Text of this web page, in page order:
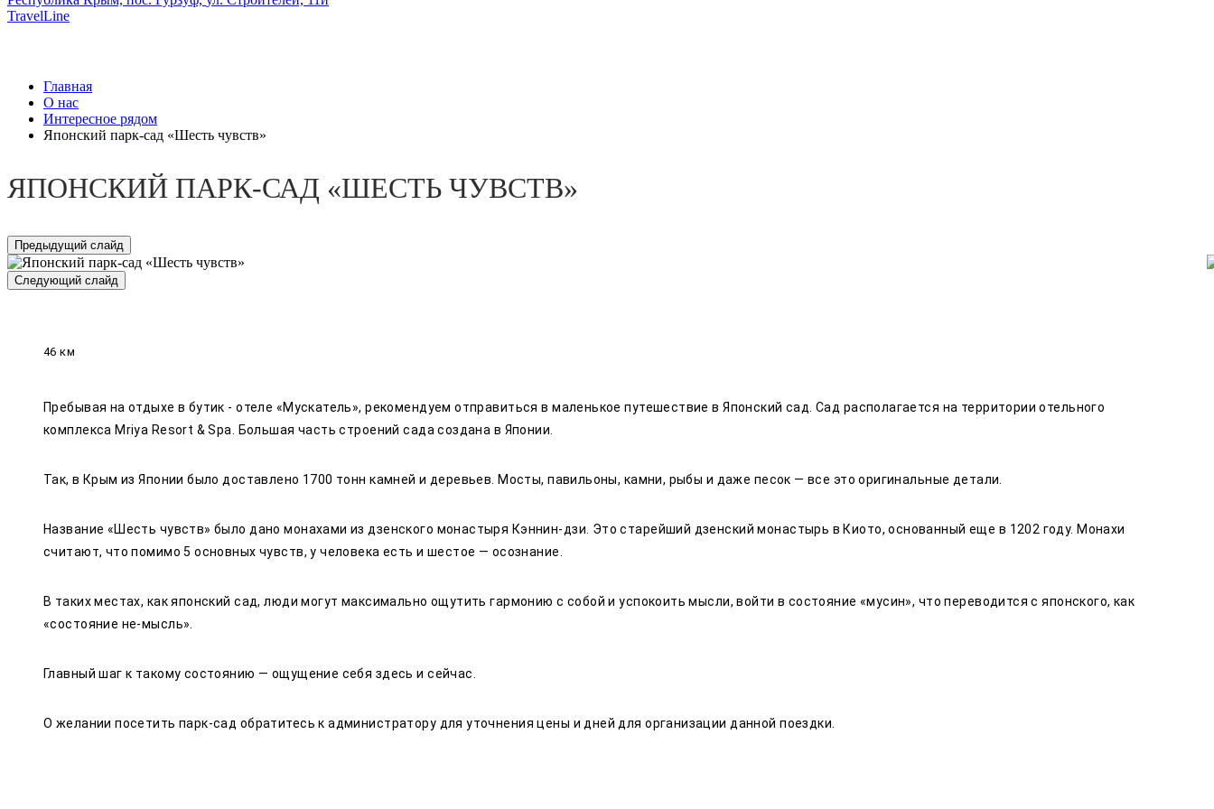
TravelLine
Главная
О нас
Интересное рядом
Японский парк-сад «Шесть чувств»
ЯПОНСКИЙ ПАРК-САД «ШЕСТЬ ЧУВСТВ»
Предыдущий слайд
Следующий слайд
46 км
Пребывая на отдыхе в бутик - отеле «Мускатель», рекомендуем отправиться в маленькое путешествие в Японский сад. Сад располагается на территории отельного
комплекса Mriya Resort & Spa. Большая часть строений сада создана в Японии.
Так, в Крым из Японии было доставлено 1700 тонн камней и деревьев. Мосты, павильоны, камни, рыбы и даже песок — все это оригинальные детали.
Название «Шесть чувств» было дано монахами из дзенского монастыря Кэннин-дзи. Это старейший дзенский монастырь в Киото, основанный еще в 1202 году. Монахи
считают, что помимо 5 основных чувств, у человека есть и шестое — осознание.
В таких местах, как японский сад, люди могут максимально ощутить гармонию с собой и успокоить мысли, войти в состояние «мусин», что переводится с японского, как
«состояние не-мысль».
Главный шаг к такому состоянию — ощущение себя здесь и сейчас.
О желании посетить парк-сад обратитесь к администратору для уточнения цены и дней для организации данной поездки.